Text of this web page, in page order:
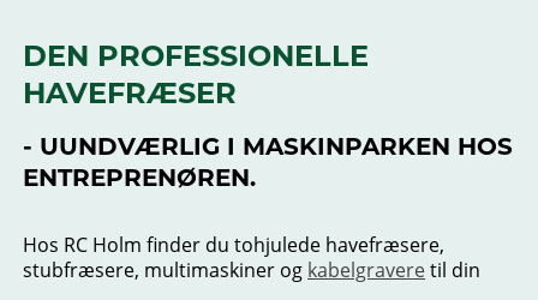
DEN PROFESSIONELLE
HAVEFRÆSER
- UUNDVÆRLIG I MASKINPARKEN HOS
ENTREPRENØREN.
Hos RC Holm finder du tohjulede havefræsere,
stubfræsere, multimaskiner og kabelgraveretil din